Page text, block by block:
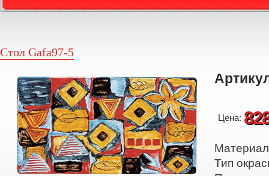
Стол Gafa97-5
Цена:
Тип